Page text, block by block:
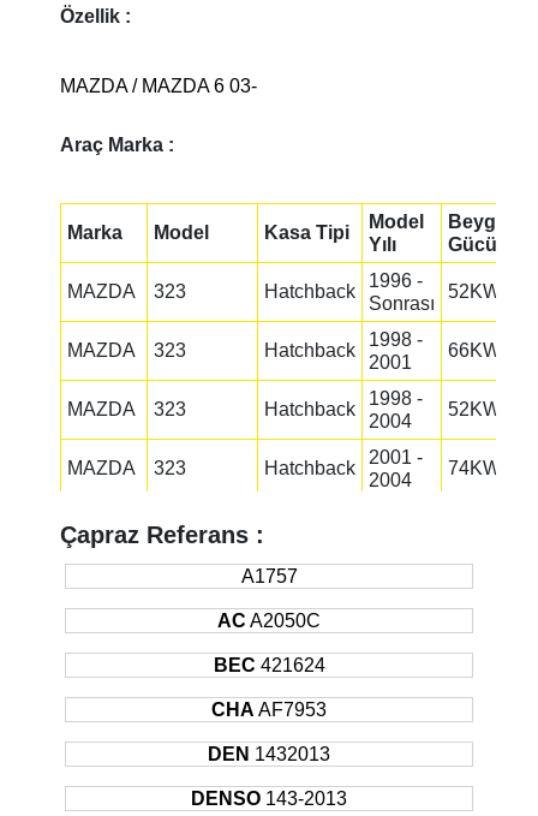
Özellik :
MAZDA / MAZDA 6 03-
Araç Marka :
Marka Model Kasa Tipi
Model
Yılı
Beygir
Gücü
MAZDA 323 Hatchback
1996 -
Sonrası
52KW
MAZDA 323 Hatchback
1998 -
2001
66KW
MAZDA 323 Hatchback
1998 -
2004
52KW
MAZDA 323 Hatchback
2001 -
2004
74KW
MAZDA 323
MAZDA 323 Sedan 52KW
1998 -
2004
MAZDA 323 Sedan
1998 -
66KW
MAZDA 3 Hatchback 105KW
2009 -
Çapraz Referans :
A1757
AC A2050C
BEC 421624
CHA AF7953
DEN 1432013
DENSO 143-2013